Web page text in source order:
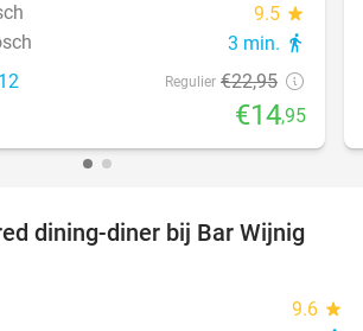
9.5 star
3 min. directions_walk
Regulier €22,95
€14,95
45%
dining-diner bij Bar Wijnig
9.6 star